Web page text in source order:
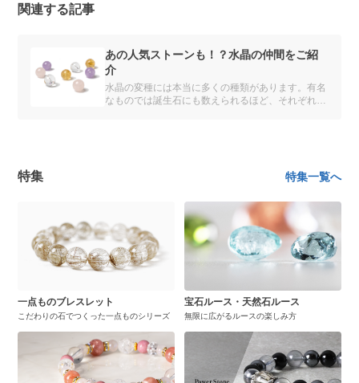
関連する記事
あの人気ストーンも！？水晶の仲間をご紹
介
水晶の変種には本当に多くの種類があります。有名
なものでは誕生石にも数えられるほど、それぞれが
特集 特集一覧へ
一点ものブレスレット
こだわりの石でつくった一点ものシリーズ
宝石ルース・天然石ルース
無限に広がるルースの楽しみ方